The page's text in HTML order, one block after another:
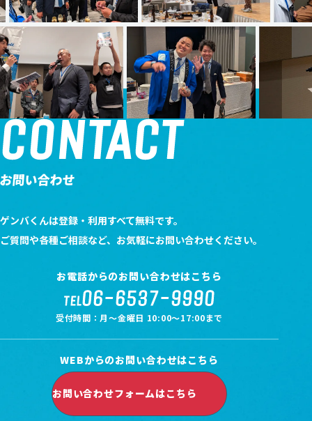
問い合わせ
ゲンバくんは登録・利用すべて無料です。
ご質問や各種ご相談など、お気軽にお問い合わせください。
お電話からのお問い合わせはこちら
TEL06-6537-9990
受付時間：月～金曜日 10:00～17:00まで
WEBからのお問い合わせはこちら
お問い合わせフォームはこちら